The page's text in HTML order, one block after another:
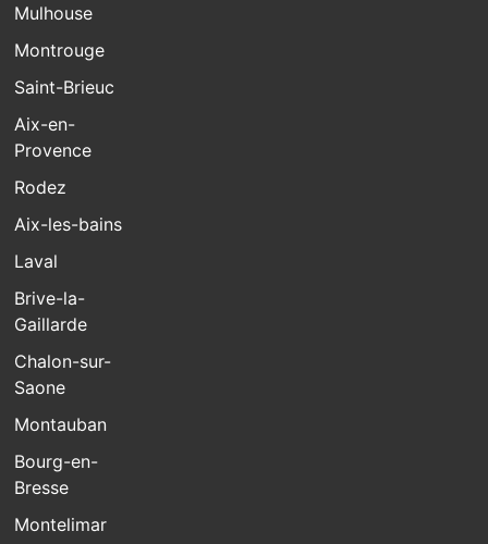
Mulhouse
Montrouge
Saint-Brieuc
Aix-en-
Provence
Rodez
Aix-les-bains
Laval
Brive-la-
Gaillarde
Chalon-sur-
Saone
Montauban
Bourg-en-
Bresse
Montelimar